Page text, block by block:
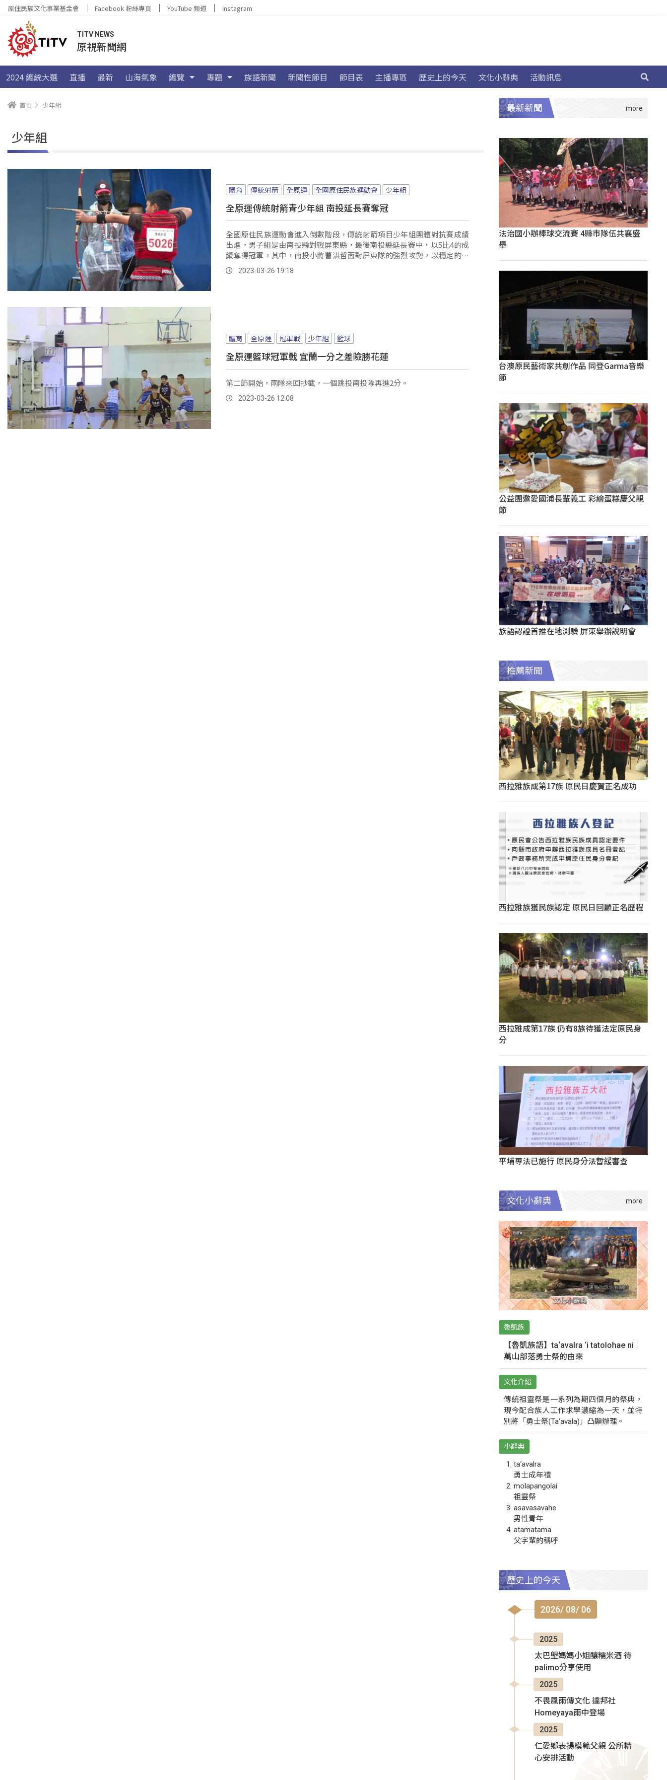
原住民族文化事業基金會 Facebook 粉絲專頁 YouTube 頻道 Instagram
TITV NEWS
原視新聞網
2024 總統大選 直播 最新 山海氣象 總覽 專題 族語新聞 新聞性節目 節目表 主播專區 歷史上的今天 文化小辭典 活動訊息
首頁 少年組
少年組
體育 傳統射箭 全原運 全國原住民族運動會 少年組
全原運傳統射箭青少年組 南投延長賽奪冠
全國原住民族運動會進入倒數階段，傳統射箭項目少年組團體對抗賽成績
出爐，男子組是由南投縣對戰屏東縣，最後南投縣延長賽中，以5比4的成
績奪得冠軍，其中，南投小將曹洪哲面對屏東隊的強烈攻勢，以穩定的技
術射出多個紅心，讓團隊拿下這屆冠軍。
2023-03-26 19:18
體育 全原運 冠軍戰 少年組 籃球
全原運籃球冠軍戰 宜蘭一分之差險勝花蓮
第二節開始，兩隊來回抄截，一個跳投南投隊再進2分。
2023-03-26 12:08
最新新聞
法治國小辦棒球交流賽 4縣市隊伍共襄盛
舉
台澳原民藝術家共創作品 同登Garma音樂
節
公益團邀愛國浦長輩義工 彩繪蛋糕慶父親
節
族語認證首推在地測驗 屏東舉辦說明會
推薦新聞
西拉雅族成第17族 原民日慶賀正名成功
西拉雅族獲民族認定 原民日回顧正名歷程
西拉雅成第17族 仍有8族待獲法定原民身
分
平埔專法已施行 原民身分法暫緩審查
文化小辭典
魯凱族
【魯凱族語】ta‘avalra ‘i tatolohae ni｜
萬山部落勇士祭的由來
文化介紹
傳統祖靈祭是一系列為期四個月的祭典，
現今配合族人工作求學濃縮為一天，並特
別將「勇士祭(Ta‘avala)」凸顯辦理。
小辭典
ta‘avalra
勇士成年禮
molapangolai
祖靈祭
asavasavahe
男性青年
atamatama
父字輩的稱呼
歷史上的今天
2026/ 08/ 06
2025
太巴塱媽媽小姐釀糯米酒 待
palimo分享使用
2025
不畏風雨傳文化 達邦社
Homeyaya雨中登場
2025
仁愛鄉表揚模範父親 公所精
心安排活動